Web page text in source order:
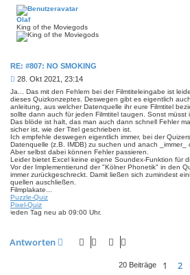
Olaf
King of the Moviegods
RE: #807: NO SMOKING
B
i
t
r
a
g
28. Okt 2021, 23:14
Ja... Das mit den Fehlern bei der Filmtiteleingabe ist
dieses Quizkonzeptes. Deswegen gibt es eigentlich
anleitung, aus welcher Datenquelle ihr eure Filmtitel
sollte dann auch für jeden Filmtitel taugen. Sonst müsst
Das blöde ist halt, das man auch dann schnell Fehler
sicher ist, wie der Titel geschrieben ist.
Ich empfehle deswegen eigentlich immer, bei der
Datenquelle (z.B. IMDB) zu suchen und anach _immer_
Aber selbst dabei können Fehler passieren.
Leider bietet Excel keine eigene Soundex-Funktion für
Vor der Implementierund der "Kölner Phonetik" in den
immer zurückgeschreckt. Damit ließen sich zumindest
quellen auschließen.
Filmplakate...
Puzzle-Quiz
Pixel-Quiz
jeden Tag neu ab 09:00 Uhr.
Antworten
20 Beiträge 1 2